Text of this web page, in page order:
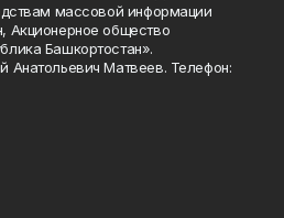
массовой информации
Акционерное общество
Башкортостан».
Анатольевич Матвеев. Телефон: